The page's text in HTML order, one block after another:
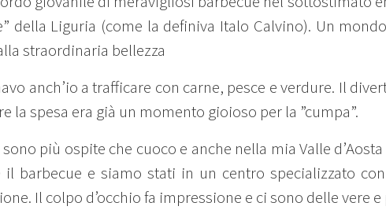
della Liguria (come la definiva Italo Calvino). Un
straordinaria bellezza
anch’io a trafficare con carne, pesce e verdure. Il
la spesa era già un momento gioioso per la ”cumpa”.
sono più ospite che cuoco e anche nella mia Valle
il barbecue e siamo stati in un centro specializzato
Il colpo d’occhio fa impressione e ci sono delle vere